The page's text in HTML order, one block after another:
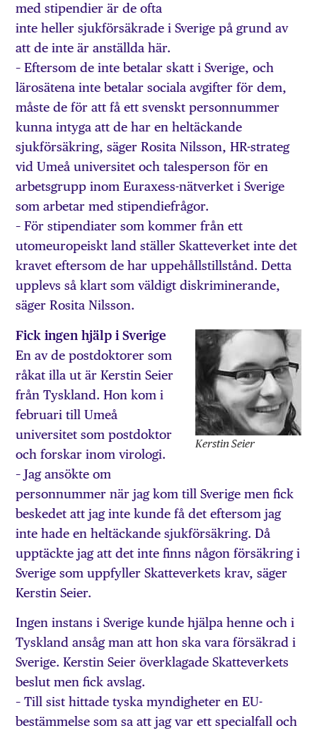
med stipendier är de ofta
inte heller sjukförsäkrade i Sverige på grund av
att de inte är anställda här.
– Eftersom de inte betalar skatt i Sverige, och
lärosätena inte betalar sociala avgifter för dem,
måste de för att få ett svenskt personnummer
kunna intyga att de har en heltäckande
sjukförsäkring, säger Rosita Nilsson, HR-strateg
vid Umeå universitet och talesperson för en
arbetsgrupp inom Euraxess-nätverket i Sverige
som arbetar med stipendiefrågor.
– För stipendiater som kommer från ett
utomeuropeiskt land ställer Skatteverket inte det
kravet eftersom de har uppehållstillstånd. Detta
upplevs så klart som väldigt diskriminerande,
säger Rosita Nilsson.
Kerstin Seier
Fick ingen hjälp i Sverige
En av de postdoktorer som
råkat illa ut är Kerstin Seier
från Tyskland. Hon kom i
februari till Umeå
universitet som postdoktor
och forskar inom virologi.
– Jag ansökte om
personnummer när jag kom till Sverige men fick
beskedet att jag inte kunde få det eftersom jag
inte hade en heltäckande sjukförsäkring. Då
upptäckte jag att det inte finns någon försäkring i
Sverige som uppfyller Skatteverkets krav, säger
Kerstin Seier.
Ingen instans i Sverige kunde hjälpa henne och i
Tyskland ansåg man att hon ska vara försäkrad i
Sverige. Kerstin Seier överklagade Skatte­verkets
beslut men fick avslag.
– Till sist hittade tyska myndigheter en EU-
bestämmelse som sa att jag var ett specialfall och